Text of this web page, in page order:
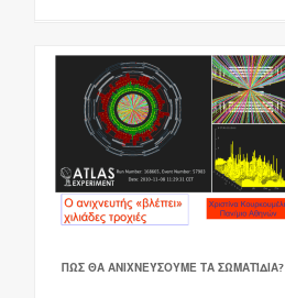
ΠΩΣ ΘΑ ΑΝΙΧΝΕΎΣΟΥΜΕ ΤΑ ΣΩΜΑΤΊΔΙΑ?